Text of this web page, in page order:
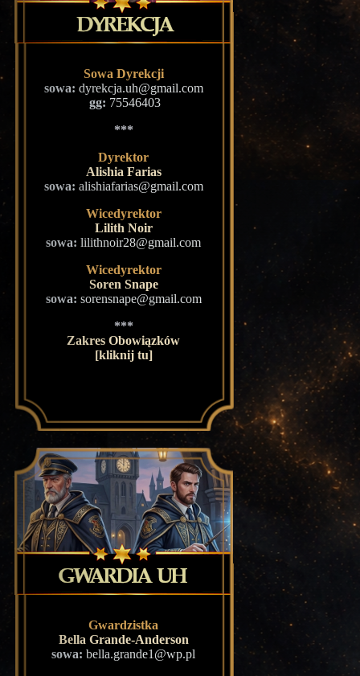
Sowa Dyrekcji
sowa: dyrekcja.uh@gmail.com
gg: 75546403
***
Dyrektor
Alishia Farias
sowa: alishiafarias@gmail.com
Wicedyrektor
Lilith Noir
sowa: lilithnoir28@gmail.com
Wicedyrektor
Soren Snape
sowa: sorensnape@gmail.com
***
Zakres Obowiązków
[kliknij tu]
Gwardzistka
Bella Grande-Anderson
sowa: bella.grande1@wp.pl